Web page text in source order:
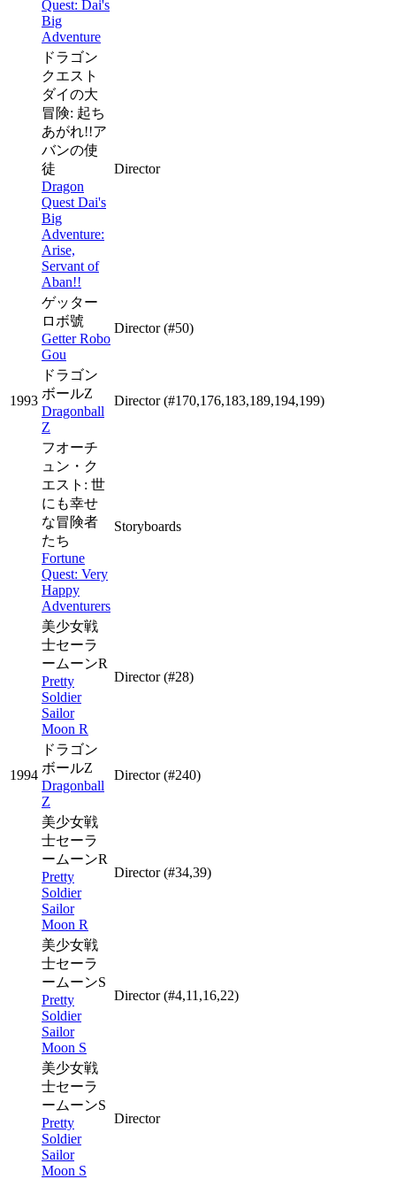
Quest: Dai's
Big
Adventure
ドラゴン
クエスト
ダイの大
冒険: 起ち
あがれ!!ア
バンの使
徒
Dragon
Quest Dai's
Big
Adventure:
Arise,
Servant of
Aban!!
Director
ゲッター
ロボ號
Getter Robo
Gou
Director(#50)
1993
ドラゴン
ボールZ
Dragonball
Z
Director(#170,176,183,189,194,199)
フオーチ
ュン・ク
エスト: 世
にも幸せ
な冒険者
たち
Fortune
Quest: Very
Happy
Adventurers
Storyboards
美少女戦
士セーラ
ームーンR
Pretty
Soldier
Sailor
Moon R
Director(#28)
1994
ドラゴン
ボールZ
Dragonball
Z
Director(#240)
美少女戦
士セーラ
ームーンR
Pretty
Soldier
Sailor
Moon R
Director(#34,39)
美少女戦
士セーラ
ームーンS
Pretty
Soldier
Sailor
Moon S
Director(#4,11,16,22)
美少女戦
士セーラ
ームーンS
Pretty
Soldier
Sailor
Moon S
Director